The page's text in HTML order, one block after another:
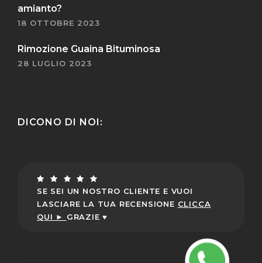
amianto?
18 OTTOBRE 2023
Rimozione Guaina Bituminosa
28 LUGLIO 2023
DICONO DI NOI:
SE SEI UN NOSTRO CLIENTE E VUOI
LASCIARE LA TUA RECENSIONE CLICCA
QUI ► GRAZIE ♥